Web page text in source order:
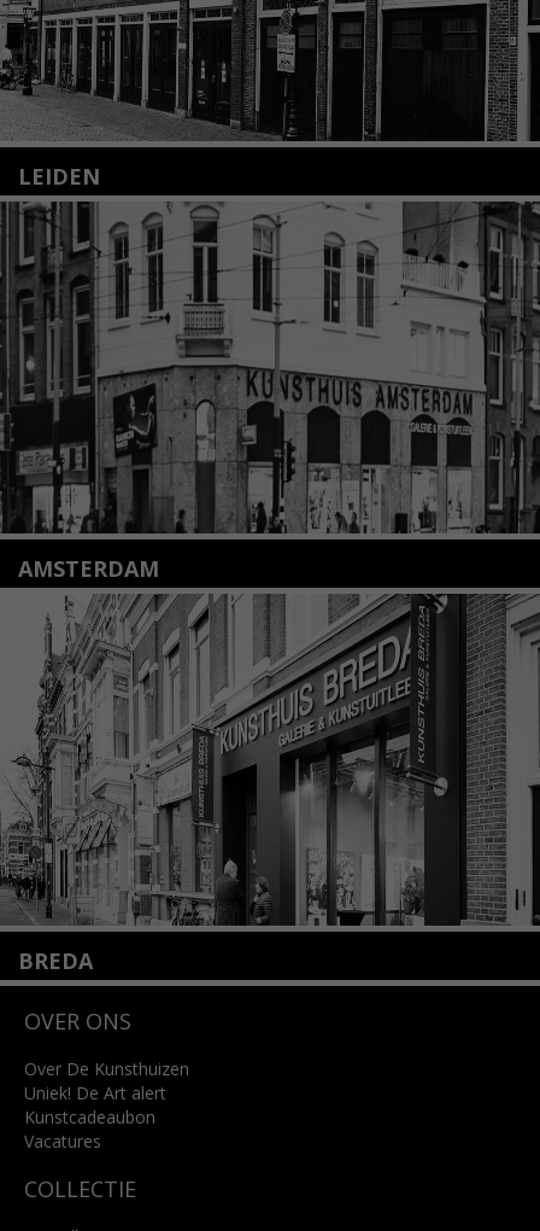
LEIDEN
Nieuwstraat 35
2312 KA Leiden
+31(0)71 – 52 84 480
info@kunsthuisleiden.nl
Lees meer
AMSTERDAM
Amstelveenseweg 135
1075 VX Amsterdam
+31 (0)20 2332546
info@kunsthuisamsterdam.nl
Lees meer
BREDA
4818 SB Breda
info@kunsthuisbreda.nl
Lees meer
OVER ONS
Over De Kunsthuizen
Uniek! De Art alert
Kunstcadeaubon
Vacatures
COLLECTIE